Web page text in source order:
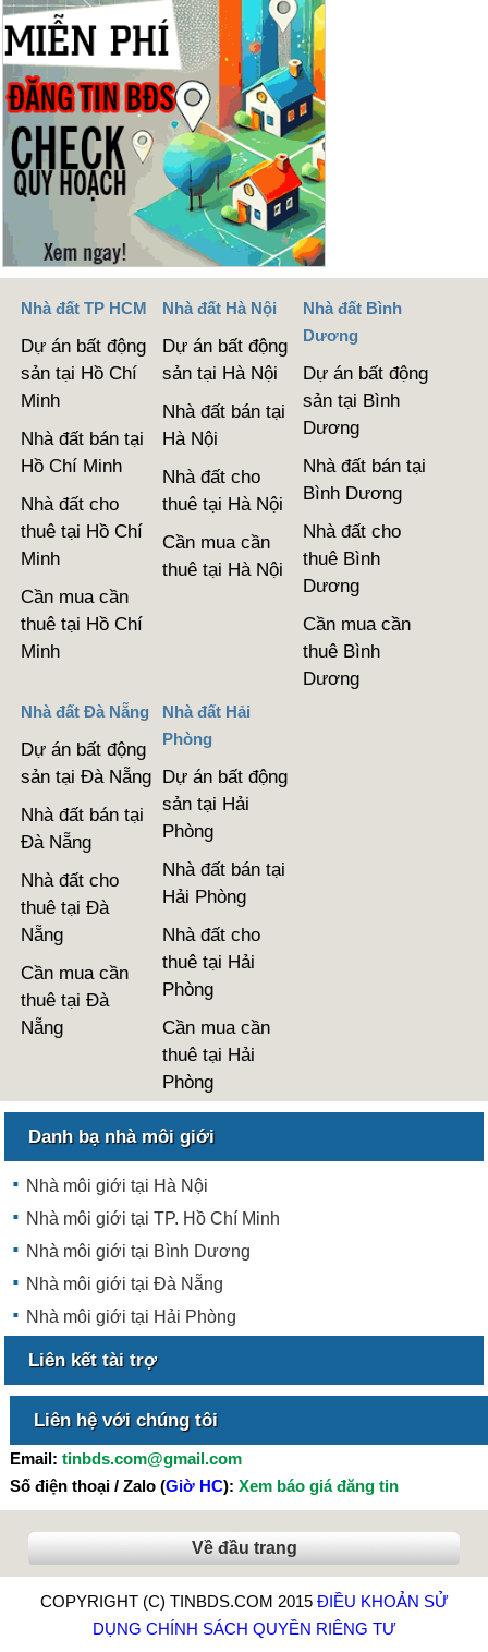
Nhà đất TP HCM
Dự án bất động
sản tại Hồ Chí
Minh
Nhà đất bán tại
Hồ Chí Minh
Nhà đất cho
thuê tại Hồ Chí
Minh
Cần mua cần
thuê tại Hồ Chí
Minh
Nhà đất Hà Nội
Dự án bất động
sản tại Hà Nội
Nhà đất bán tại
Hà Nội
Nhà đất cho
thuê tại Hà Nội
Cần mua cần
thuê tại Hà Nội
Nhà đất Bình
Dương
Dự án bất động
sản tại Bình
Dương
Nhà đất bán tại
Bình Dương
Nhà đất cho
thuê Bình
Dương
Cần mua cần
thuê Bình
Dương
Nhà đất Đà Nẵng
Dự án bất động
sản tại Đà Nẵng
Nhà đất bán tại
Đà Nẵng
Nhà đất cho
thuê tại Đà
Nẵng
Cần mua cần
thuê tại Đà
Nẵng
Nhà đất Hải
Phòng
Dự án bất động
sản tại Hải
Phòng
Nhà đất bán tại
Hải Phòng
Nhà đất cho
thuê tại Hải
Phòng
Cần mua cần
thuê tại Hải
Phòng
Danh bạ nhà môi giới
Nhà môi giới tại Hà Nội
Nhà môi giới tại TP. Hồ Chí Minh
Nhà môi giới tại Bình Dương
Nhà môi giới tại Đà Nẵng
Nhà môi giới tại Hải Phòng
Liên kết tài trợ
Liên hệ với chúng tôi
Email: tinbds.com@gmail.com
Số điện thoại / Zalo (Giờ HC): Xem báo giá đăng tin
Về đầu trang
COPYRIGHT (C) TINBDS.COM 2015 ĐIỀU KHOẢN SỬ
DỤNG CHÍNH SÁCH QUYỀN RIÊNG TƯ